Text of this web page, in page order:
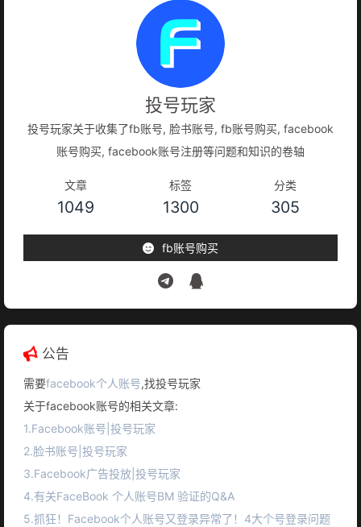
投号玩家
投号玩家关于收集了fb账号, 脸书账号, fb账号购买, facebook
账号购买, facebook账号注册等问题和知识的卷轴
文章
1049
标签
1300
分类
305
fb账号购买
公告
需要facebook个人账号,找投号玩家
关于facebook账号的相关文章:
1.Facebook账号|投号玩家
2.脸书账号|投号玩家
3.Facebook广告投放|投号玩家
4.有关FaceBook 个人账号BM 验证的Q&A
5.抓狂！Facebook个人账号又登录异常了！4大个号登录问题